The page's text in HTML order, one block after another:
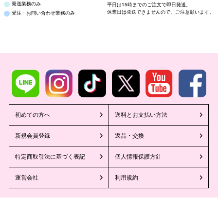
発送業務のみ
受注・お問い合わせ業務のみ
平日は15時までのご注文で即日発送。
休業日は発送できませんので、ご注意願います。
初めての方へ 送料とお支払い方法
新規会員登録 返品・交換
特定商取引法に基づく表記 個人情報保護方針
運営会社 利用規約